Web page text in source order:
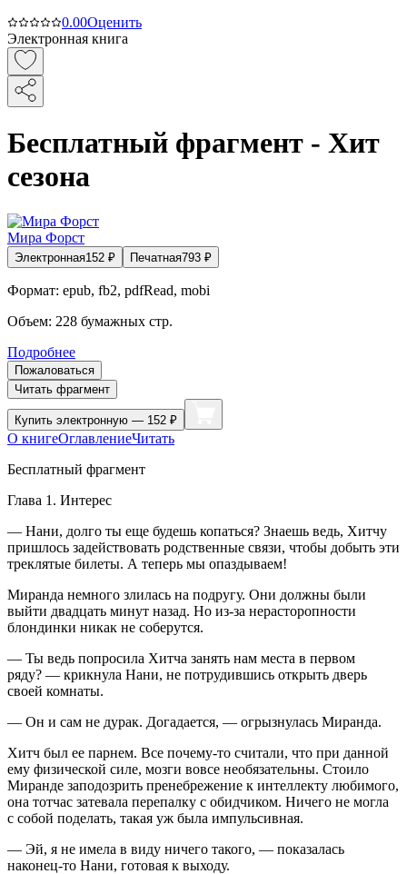
0.00Оценить
Электронная книга
Бесплатный фрагмент - Хит
сезона
Мира Форст
Электронная152 ₽ Печатная793 ₽
Формат: epub, fb2, pdfRead, mobi
Объем: 228 бумажных стр.
Подробнее
Пожаловаться
Читать фрагмент
Купить электронную — 152 ₽
О книгеОглавлениеЧитать
Бесплатный фрагмент
Глава 1. Интерес
— Нани, долго ты еще будешь копаться? Знаешь ведь, Хитчу
пришлось задействовать родственные связи, чтобы добыть эти
треклятые билеты. А теперь мы опаздываем!
Миранда немного злилась на подругу. Они должны были
выйти двадцать минут назад. Но из-за нерасторопности
блондинки никак не соберутся.
— Ты ведь попросила Хитча занять нам места в первом
ряду? — крикнула Нани, не потрудившись открыть дверь
своей комнаты.
— Он и сам не дурак. Догадается, — огрызнулась Миранда.
Хитч был ее парнем. Все почему-то считали, что при данной
ему физической силе, мозги вовсе необязательны. Стоило
Миранде заподозрить пренебрежение к интеллекту любимого,
она тотчас затевала перепалку с обидчиком. Ничего не могла
с собой поделать, такая уж была импульсивная.
— Эй, я не имела в виду ничего такого, — показалась
наконец-то Нани, готовая к выходу.